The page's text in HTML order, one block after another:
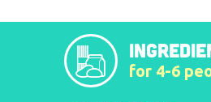
for 4-6